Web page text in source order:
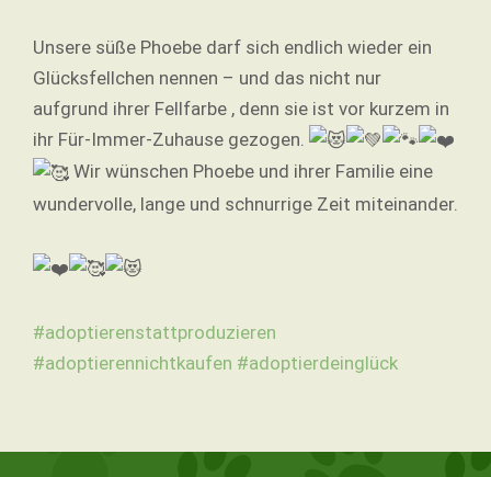
Unsere süße Phoebe darf sich endlich wieder ein
Glücksfellchen nennen – und das nicht nur
aufgrund ihrer Fellfarbe , denn sie ist vor kurzem in
ihr Für-Immer-Zuhause gezogen.
Wir wünschen Phoebe und ihrer Familie eine
wundervolle, lange und schnurrige Zeit miteinander.
#adoptierenstattproduzieren
#adoptierennichtkaufen #adoptierdeinglück